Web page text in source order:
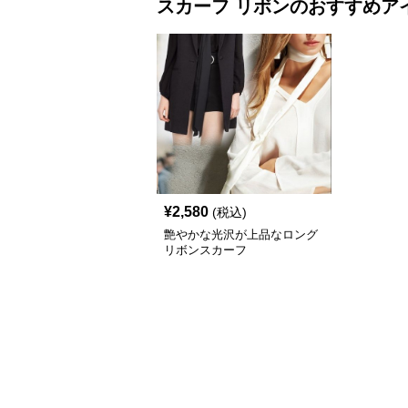
スカーフ リボンのおすすめア
¥2,580 (税込)
艶やかな光沢が上品なロング
リボンスカーフ